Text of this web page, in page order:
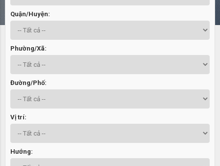
Quận/Huyện:
Phường/Xã:
Đường/Phố:
Vị trí:
Hướng: